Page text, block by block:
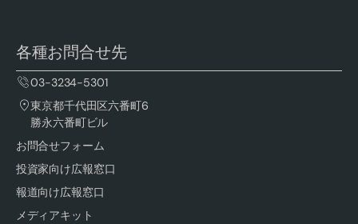
各種お問合せ先
03-3234-5301
東京都千代田区六番町6
勝永六番町ビル
お問合せフォーム
投資家向け広報窓口
報道向け広報窓口
メディアキット